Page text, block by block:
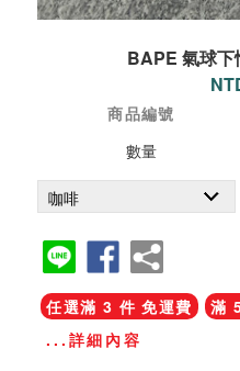
BAPE 氣球下
商品編號
數量
任選滿 3 件 免運費
滿
...詳細內容